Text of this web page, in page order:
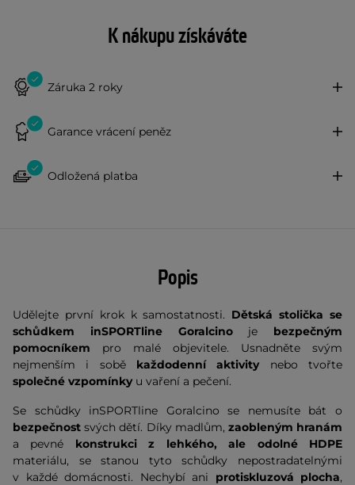
K nákupu získáváte
Záruka 2 roky
Garance vrácení peněz
Odložená platba
Popis
Udělejte první krok k samostatnosti. Dětská stolička se
schůdkem inSPORTline Goralcinoje bezpečným
pomocníkem pro malé objevitele. Usnadněte svým
nejmenším i sobě každodenní aktivitynebo tvořte
společné vzpomínkyu vaření a pečení.
Se schůdky inSPORTline Goralcino se nemusíte bát o
bezpečnostsvých dětí. Díky madlům, zaobleným hranám
a pevné konstrukci z lehkého, ale odolné HDPE
materiálu, se stanou tyto schůdky nepostradatelnými
v každé domácnosti. Nechybí ani protiskluzová plocha,